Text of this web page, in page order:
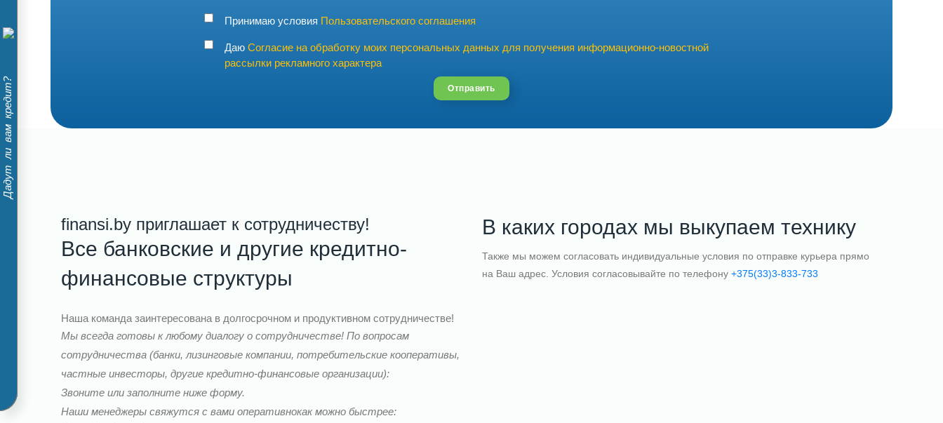
Дадут ли вам кредит?
Принимаю условия Пользовательского соглашения
Даю Согласие на обработку моих персональных данных для получения информационно-новостной
рассылки рекламного характера
Отправить
finansi.by приглашает к сотрудничеству!
Все банковские и другие кредитно-
финансовые структуры
Наша команда заинтересована в долгосрочном и продуктивном сотрудничестве!
Мы всегда готовы к любому диалогу о сотрудничестве! По вопросам
сотрудничества (банки, лизинговые компании, потребительские кооперативы,
частные инвесторы, другие кредитно-финансовые организации):
Звоните или заполните ниже форму.
Наши менеджеры свяжутся с вами оперативнокак можно быстрее:
В каких городах мы выкупаем технику
Также мы можем согласовать индивидуальные условия по отправке курьера прямо
на Ваш адрес. Условия согласовывайте по телефону +375(33)3-833-733